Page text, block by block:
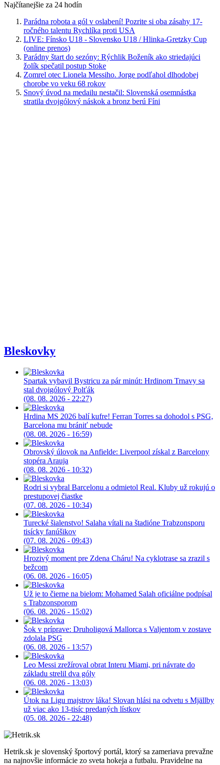
Najčítanejšie za 24 hodín
Parádna robota a gól v oslabení! Pozrite si oba zásahy 17-
ročného talentu Rychlíka proti USA
LIVE: Fínsko U18 - Slovensko U18 / Hlinka-Gretzky Cup
(online prenos)
Parádny štart do sezóny: Rýchlik Boženík ako striedajúci
žolík spečatil postup Stoke
Zomrel otec Lionela Messiho. Jorge podľahol dlhodobej
chorobe vo veku 68 rokov
Snový úvod na medailu nestačil: Slovenská osemnástka
stratila dvojgólový náskok a bronz berú Fíni
Bleskovky
Spartak vybavil Bystricu za pár minút: Hrdinom Trnavy sa
stal dvojgólový Polťák
(08. 08. 2026 - 22:27)
Hrdina MS 2026 balí kufre! Ferran Torres sa dohodol s PSG,
Barcelona mu brániť nebude
(08. 08. 2026 - 16:59)
Obrovský úlovok na Anfielde: Liverpool získal z Barcelony
stopéra Arauja
(08. 08. 2026 - 10:32)
Rodri si vybral Barcelonu a odmietol Real. Kluby už rokujú o
prestupovej čiastke
(07. 08. 2026 - 10:34)
Turecké šialenstvo! Salaha vítali na štadióne Trabzonsporu
tisícky fanúšikov
(07. 08. 2026 - 09:43)
Hrozivý moment pre Zdena Cháru! Na cyklotrase sa zrazil s
bežcom
(06. 08. 2026 - 16:05)
Už je to čierne na bielom: Mohamed Salah oficiálne podpísal
s Trabzonsporom
(06. 08. 2026 - 15:02)
Šok v príprave: Druholigová Mallorca s Valjentom v zostave
zdolala PSG
(06. 08. 2026 - 13:57)
Leo Messi zrežíroval obrat Interu Miami, pri návrate do
základu strelil dva góly
(06. 08. 2026 - 13:03)
Útok na Ligu majstrov láka! Slovan hlási na odvetu s Mjällby
už viac ako 13-tisíc predaných lístkov
(05. 08. 2026 - 22:48)
Hetrik.sk je slovenský športový portál, ktorý sa zameriava prevažne
na najnovšie informácie zo sveta hokeja a futbalu. Pravidelne na